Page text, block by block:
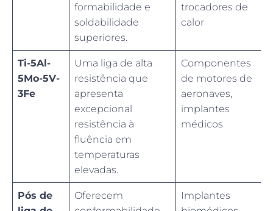
formabilidade e
soldabilidade
superiores.
trocadores de
calor
Ti-5Al-
5Mo-5V-
3Fe
Uma liga de alta
resistência que
apresenta
excepcional
resistência à
fluência em
temperaturas
elevadas.
Componentes
de motores de
aeronaves,
implantes
médicos
Pós de
Oferecem
Implantes